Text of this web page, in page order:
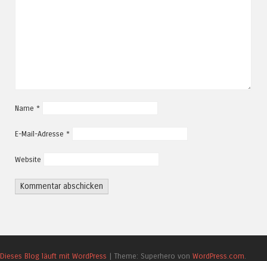
Name *
E-Mail-Adresse *
Website
Dieses Blog läuft mit WordPress | Theme: Superhero von WordPress.com